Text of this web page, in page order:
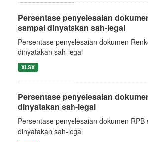
Persentase penyelesaian
sampai dinyatakan sah-legal
Persentase penyelesaian dokumen
dinyatakan sah-legal
XLSX
Persentase penyelesaian
dinyatakan sah-legal
Persentase penyelesaian dokumen RPB
dinyatakan sah-legal